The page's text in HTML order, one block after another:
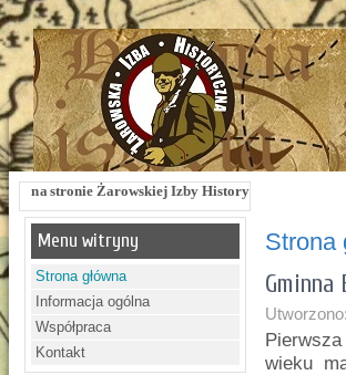
Izby Historycznej !!! Żarowska Izba
Menu witryny
Strona główna
Informacja ogólna
Współpraca
Kontakt
Strona
wieku